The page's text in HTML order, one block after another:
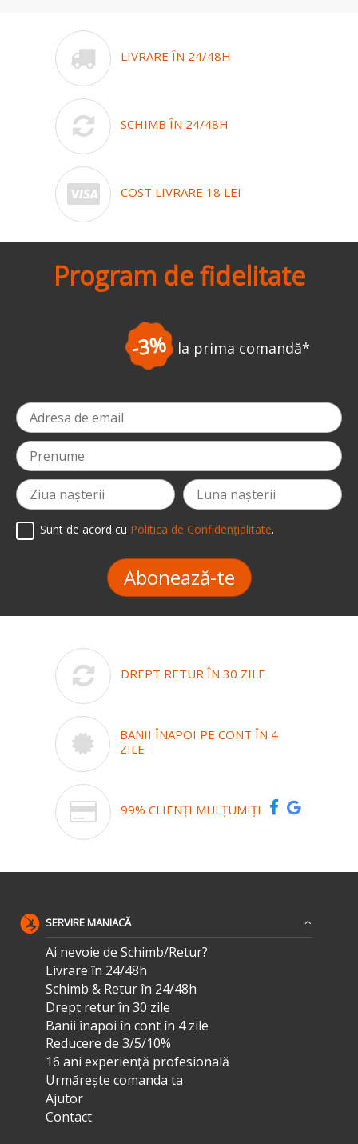
LIVRARE ÎN 24/48H
SCHIMB ÎN 24/48H
COST LIVRARE 18 LEI
Program de fidelitate
-3% la prima comandă*
Sunt de acord cu Politica de Confidențialitate.
Abonează-te
DREPT RETUR ÎN 30 ZILE
BANII ÎNAPOI PE CONT ÎN 4
ZILE
99% CLIENȚI MULȚUMIȚI
SERVIRE MANIACĂ
Ai nevoie de Schimb/Retur?
Livrare în 24/48h
Schimb & Retur în 24/48h
Drept retur în 30 zile
Banii înapoi în cont în 4 zile
Reducere de 3/5/10%
16 ani experiență profesională
Urmărește comanda ta
Ajutor
Contact